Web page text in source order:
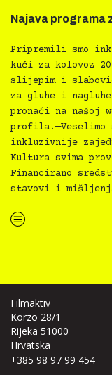
Najava programa
Pripremili smo
kući za kolovoz
slijepim i
za gluhe i
pronaći na našoj
inkluzivnije
Kultura svima
Financirano
stavovi i
“Najava programa za Dječju kuću za 8/2026”
Filmaktiv
Korzo 28/1
Rijeka 51000
Hrvatska
+385 98 97 99 454